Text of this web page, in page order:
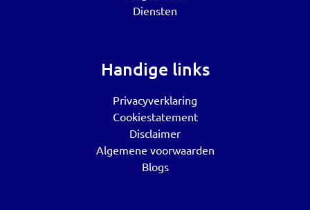
Diensten
Handige links
Privacyverklaring
Cookiestatement
Disclaimer
Algemene voorwaarden
Blogs